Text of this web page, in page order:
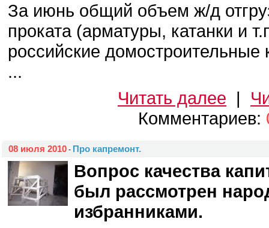
За июнь общий объем ж/д
проката (арматуры, катанки и
российские
...
Читать далее |
Комментариев:
08 июля 2010 - Про капремонт.
Вопрос качества
был рассмотрен
избранниками.